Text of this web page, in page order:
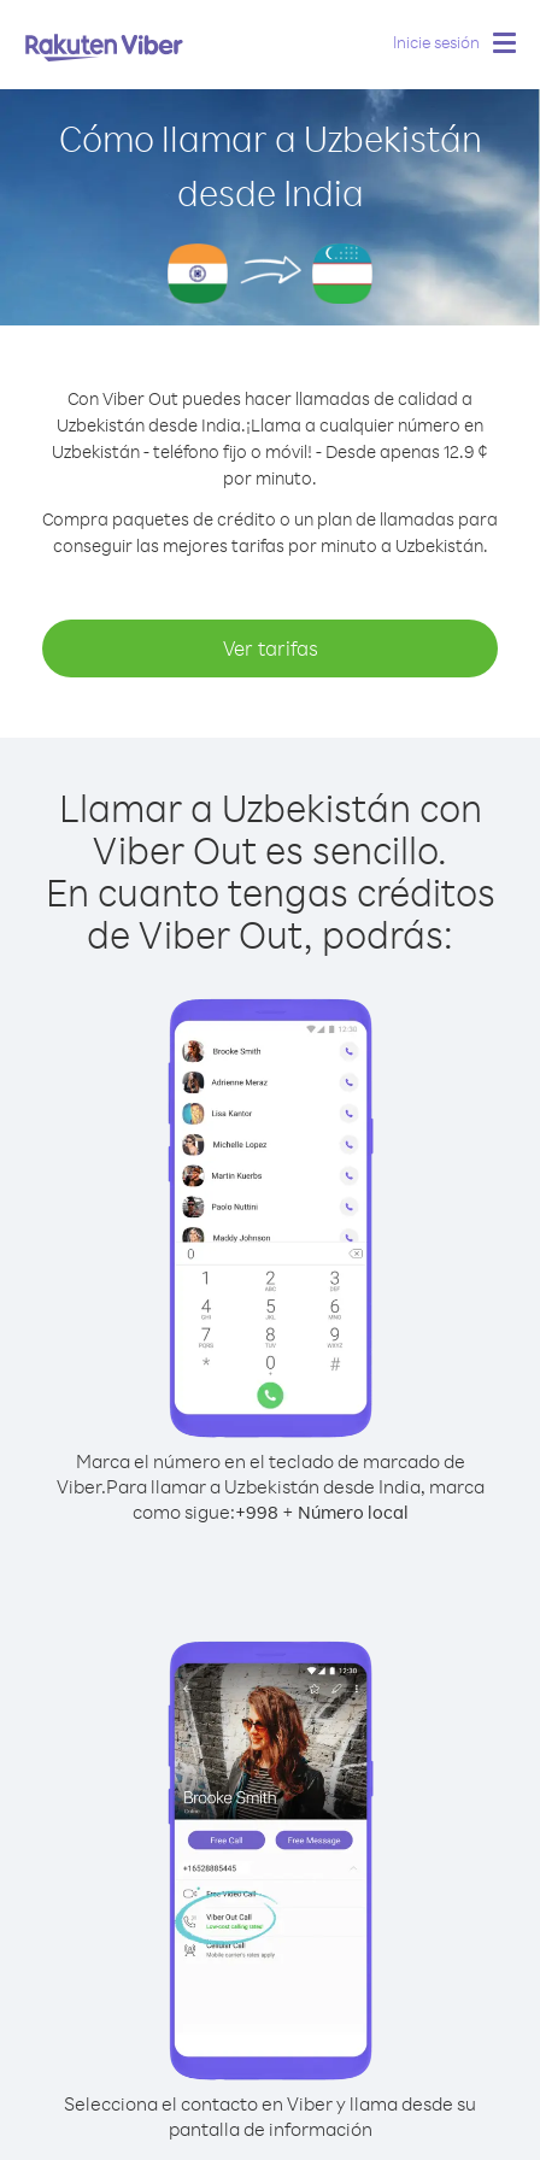
Inicie sesión
Cómo llamar a Uzbekistán
desde India
Con Viber Out puedes hacer llamadas de calidad a
Uzbekistán desde India.¡Llama a cualquier número en
Uzbekistán - teléfono fijo o móvil! - Desde apenas 12.9 ¢
por minuto.
Compra paquetes de crédito o un plan de llamadas para
conseguir las mejores tarifas por minuto a Uzbekistán.
Ver tarifas
Llamar a Uzbekistán con
Viber Out es sencillo.
En cuanto tengas créditos
de Viber Out, podrás:
Marca el número en el teclado de marcado de
Viber.Para llamar a Uzbekistán desde India, marca
como sigue:+998 + Número local
Selecciona el contacto en Viber y llama desde su
pantalla de información